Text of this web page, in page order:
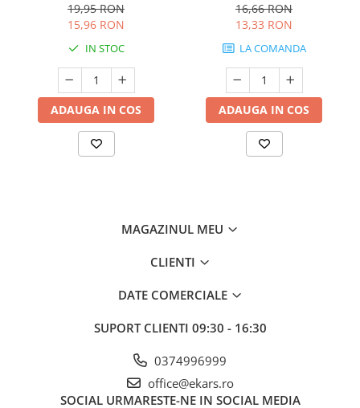
19,95 RON
15,96 RON
IN STOC
ADAUGA IN COS
16,66 RON
13,33 RON
LA COMANDA
ADAUGA IN COS
MAGAZINUL MEU
CLIENTI
DATE COMERCIALE
SUPORT CLIENTI 09:30 - 16:30
0374996999
office@ekars.ro
SOCIAL URMARESTE-NE IN SOCIAL MEDIA